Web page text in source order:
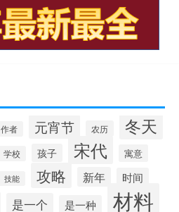
作者 元宵节 农历 冬天
学校 孩子 宋代 寓意
技能 攻略 新年 时间
是一个 是一种 材料